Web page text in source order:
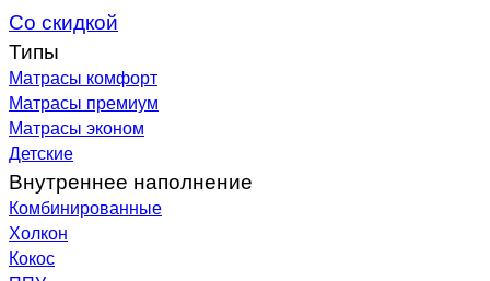
Со скидкой
Типы
Матрасы комфорт
Матрасы премиум
Матрасы эконом
Детские
Внутреннее наполнение
Комбинированные
Холкон
Кокос